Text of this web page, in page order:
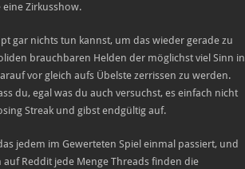
Zirkusshow.
gar nichts tun kannst, um das wieder gerade zu
brauchbaren Helden der möglichst viel Sinn in
vor gleich aufs Übelste zerrissen zu werden.
du, egal was du auch versuchst, es einfach nicht
Streak und gibst endgültig auf.
jedem im Gewerteten Spiel einmal passiert, und
Reddit jede Menge Threads finden die